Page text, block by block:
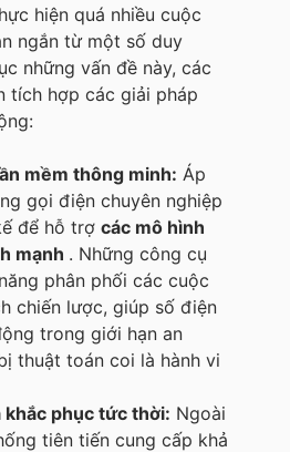
hiện quá nhiều cuộc
ngắn từ một số duy
những vấn đề này, các
tích hợp các giải pháp
mềm thông minh: Áp
gọi điện chuyên nghiệp
để hỗ trợ các mô hình
mạnh . Những công cụ
phân phối các cuộc
chiến lược, giúp số điện
trong giới hạn an
thuật toán coi là hành vi
khắc phục tức thời: Ngoài
tiên tiến cung cấp khả